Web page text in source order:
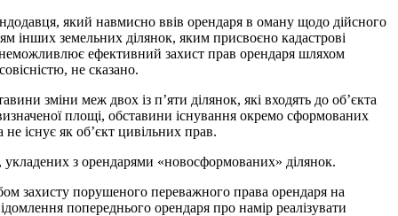
який навмисно ввів орендаря в оману щодо дійсного
інших земельних ділянок, яким присвоєно кадастрові
ефективний захист прав орендаря шляхом
не сказано.
зміни меж двох із п’яти ділянок, які входять до об’єкта
площі, обставини існування окремо сформованих
існує як об’єкт цивільних прав.
з орендарями «новосформованих» ділянок.
захисту порушеного переважного права орендаря на
попереднього орендаря про намір реалізувати